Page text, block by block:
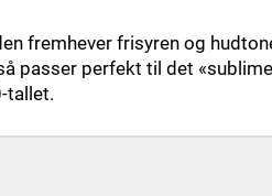
fremhever frisyren og
passer perfekt til det «sublime
tallet.